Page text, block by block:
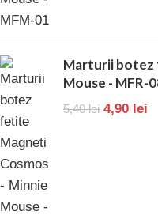
Marturii botez
Mouse - MFR-
5,40lei 4,90 lei